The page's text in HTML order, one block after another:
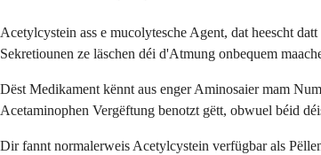
Acetylcystein ass e mucolytesche Agent, dat heescht
Sekretiounen ze läschen déi d'Atmung onbequem
Dëst Medikament kënnt aus enger Aminosaier mam
Acetaminophen Vergëftung benotzt gëtt, obwuel béid
Dir fannt normalerweis Acetylcystein verfügbar als